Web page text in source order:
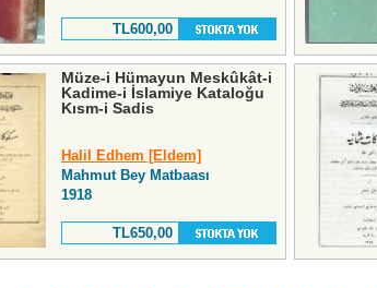
TL600,00
Müze-i Hümayun Meskûkât-i
Kadime-i İslamiye Kataloğu
Kısm-i Sadis
Halil Edhem [Eldem]
Mahmut Bey Matbaası
1918
TL650,00